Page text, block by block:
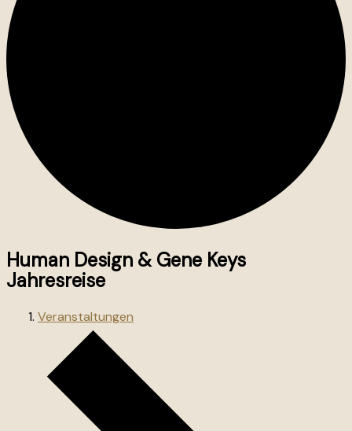
Human Design & Gene Keys
Jahresreise
Veranstaltungen